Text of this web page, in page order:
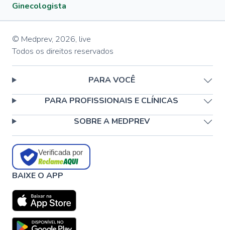
Ginecologista
© Medprev, 2026, live
Todos os direitos reservados
PARA VOCÊ
PARA PROFISSIONAIS E CLÍNICAS
SOBRE A MEDPREV
Verificada por
BAIXE O APP